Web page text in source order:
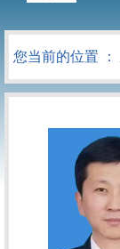
您当前的位置 ：